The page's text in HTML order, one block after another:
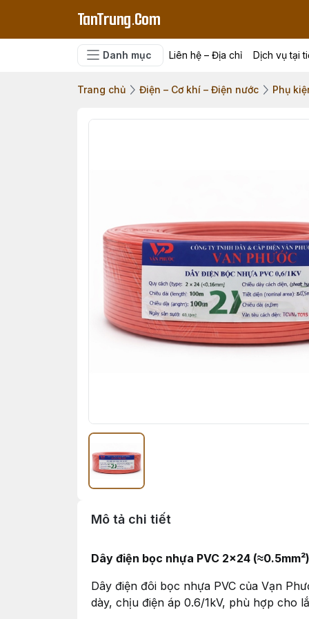
TanTrung.Com
Danh mục Liên hệ – Địa chỉ Dịch vụ tại
Trang chủ Điện – Cơ khí – Điện nước Phụ
Mô tả chi tiết
Dây điện bọc nhựa PVC 2×24
Dây điện đôi bọc nhựa PVC của Vạn
dày, chịu điện áp 0.6/1kV, phù hợp cho